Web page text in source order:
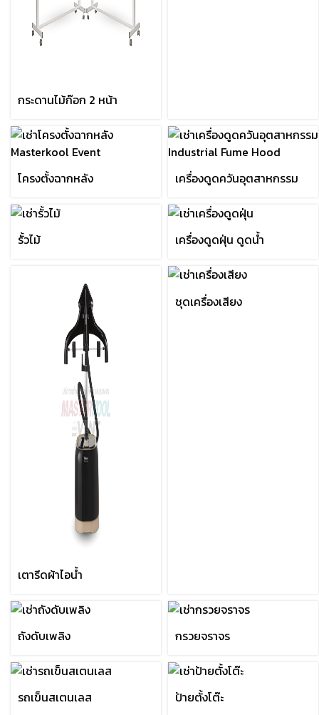
กระดานไม้ก๊อก 2 หน้า
โครงตั้งฉากหลัง เครื่องดูดควันอุตสาหกรรม
รั้วไม้ เครื่องดูดฝุ่น ดูดน้ำ
เตารีดผ้าไอน้ำ
ชุดเครื่องเสียง
ถังดับเพลิง กรวยจราจร
รถเข็นสเตนเลส ป้ายตั้งโต๊ะ